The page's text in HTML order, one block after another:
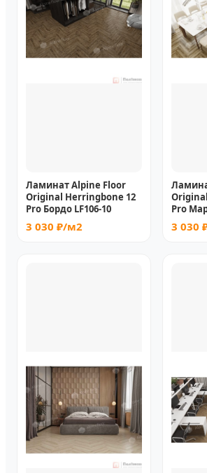
Ламинат Alpine Floor
Original Herringbone 12
Pro Бордо LF106-10
3 030 ₽/м2
Pro
3 030